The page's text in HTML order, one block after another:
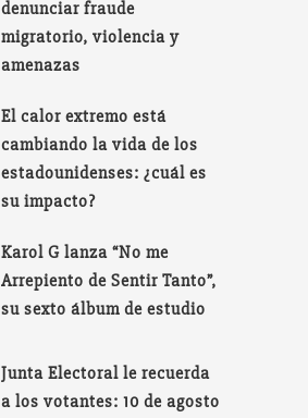
denunciar fraude
migratorio, violencia y
amenazas
El calor extremo está
cambiando la vida de los
estadounidenses: ¿cuál es
su impacto?
Karol G lanza “No me
Arrepiento de Sentir Tanto”,
su sexto álbum de estudio
Junta Electoral le recuerda
a los votantes: 10 de agosto